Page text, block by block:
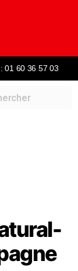
01 60 36 57 03